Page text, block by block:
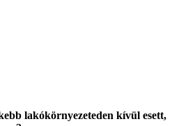
lakókörnyezeteden kívül esett,